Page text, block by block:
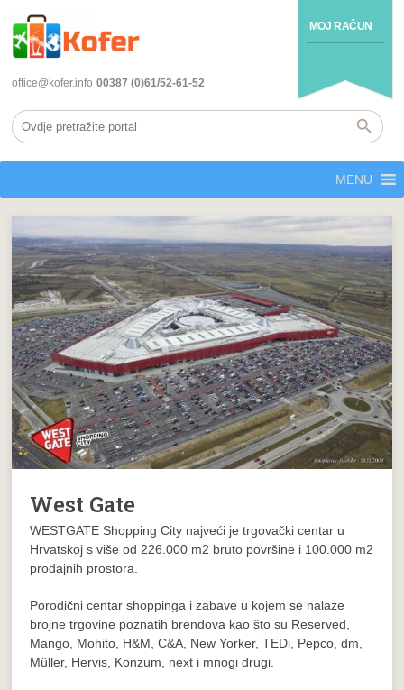
MOJ RAČUN
office@kofer.info 00387 (0)61/52-61-52
MENU
West Gate
WESTGATE Shopping City najveći je trgovački centar u
Hrvatskoj s više od 226.000 m2 bruto površine i 100.000 m2
prodajnih prostora.
Porodični centar shoppinga i zabave u kojem se nalaze
brojne trgovine poznatih brendova kao što su Reserved,
Mango, Mohito, H&M, C&A, New Yorker, TEDi, Pepco, dm,
Müller, Hervis, Konzum, next i mnogi drugi.